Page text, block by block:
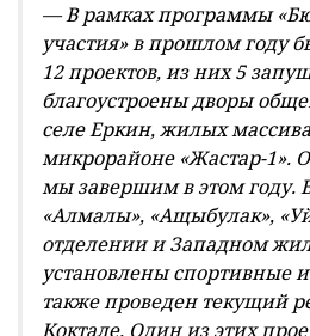
— В рамках программы
участия» в прошлом году
12 проектов, из них 5
благоустроены дворы
селе Еркин, жилых
микрорайоне «Жастар-1».
мы завершим в этом году.
«Алмалы», «Ащыбулак»,
отделении и Западном
установлены спортивные
также проведен текущий
Коктале. Один из этих